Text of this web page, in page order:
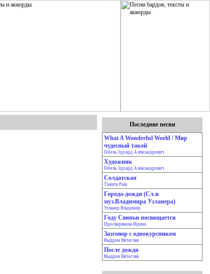
Последние песни
What A Wonderful World / Мир
чудесный такой
Гебель Эдуард Александрович
Художник
Гебель Эдуард Александрович
Солдатская
Танита Раш
Города-дожди (Сл.и
муз.Владимира Узланера)
Узланер Владимир
Году Свиньи посвящается
Просвирякова Ирина
Зазговор с однокурсником
Выдрин Вячеслав
После дождя
Выдрин Вячеслав